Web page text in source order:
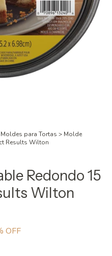
Moldes para Tortas > Molde
Results Wilton
Redondo 15
Wilton
OFF